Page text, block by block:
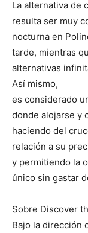
La alternativa de
resulta ser muy
nocturna en
tarde, mientras
alternativas
Así mismo,
es considerado
donde alojarse y
haciendo del
relación a su
y permitiendo la
único sin gastar
Sobre Discover
Bajo la dirección